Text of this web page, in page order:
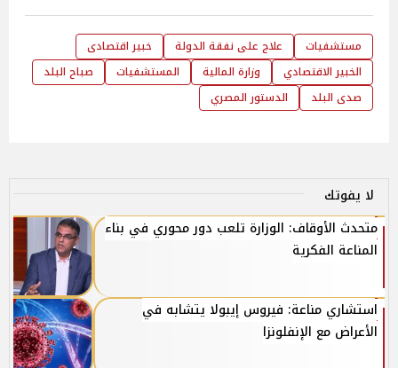
مستشفيات علاج على نفقة الدولة
خبير اقتصادى
الخبير الاقتصادي
وزارة المالية المستشفيات
صباح البلد
صدى البلد
الدستور المصري
لا يفوتك
متحدث الأوقاف: الوزارة تلعب دور محوري في بناء
المناعة الفكرية
استشاري مناعة: فيروس إيبولا يتشابه في
الأعراض مع الإنفلونزا